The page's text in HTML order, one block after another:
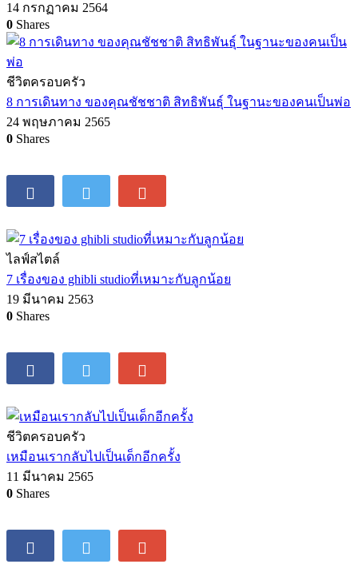
14 กรกฏาคม 2564
0 Shares
ชีวิตครอบครัว
8 การเดินทาง ของคุณชัชชาติ สิทธิพันธุ์ ในฐานะของคนเป็นพ่อ
24 พฤษภาคม 2565
0 Shares
ไลฟ์สไตล์
7 เรื่องของ ghibli studioที่เหมาะกับลูกน้อย
19 มีนาคม 2563
0 Shares
ชีวิตครอบครัว
เหมือนเรากลับไปเป็นเด็กอีกครั้ง
11 มีนาคม 2565
0 Shares